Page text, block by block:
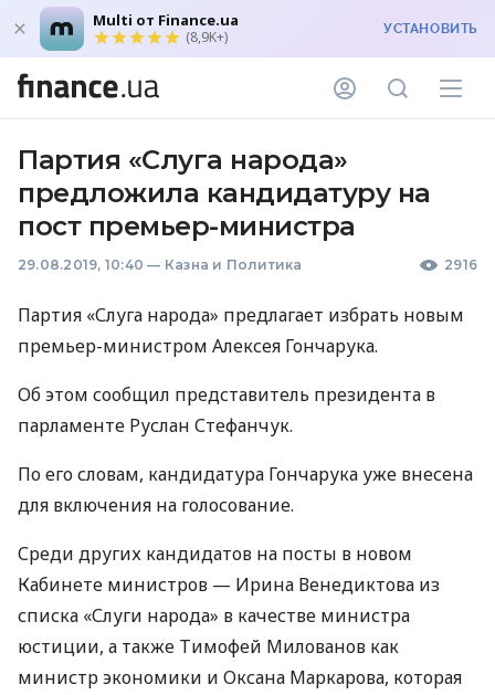
Multi от Finance.ua
(8,9K+) УСТАНОВИТЬ
Партия «Слуга народа»
предложила кандидатуру на
пост премьер-министра
29.08.2019, 10:40 — Казна и Политика 2916
Партия «Слуга народа» предлагает избрать новым
премьер-министром Алексея Гончарука.
Об этом сообщил представитель президента в
парламенте Руслан Стефанчук.
По его словам, кандидатура Гончарука уже внесена
для включения на голосование.
Среди других кандидатов на посты в новом
Кабинете министров — Ирина Венедиктова из
списка «Слуги народа» в качестве министра
юстиции, а также Тимофей Милованов как
министр экономики и Оксана Маркарова, которая